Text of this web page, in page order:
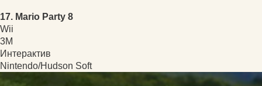
17. Mario Party 8
Wii
3M
Интерактив
Nintendo/Hudson Soft